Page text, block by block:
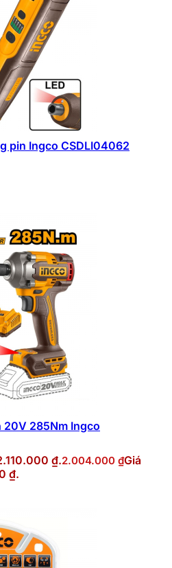
pin Ingco CSDLI04062
285Nm Ingco
₫.2.004.000 ₫Giá
₫.